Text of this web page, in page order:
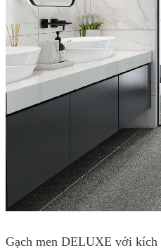
Gạch men DELUXE với kích